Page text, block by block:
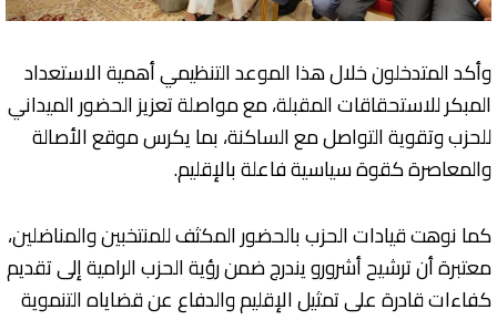
وأكد المتدخلون خلال هذا الموعد التنظيمي أهمية الاستعداد
المبكر للاستحقاقات المقبلة، مع مواصلة تعزيز الحضور الميداني
للحزب وتقوية التواصل مع الساكنة، بما يكرس موقع الأصالة
والمعاصرة كقوة سياسية فاعلة بالإقليم.
كما نوهت قيادات الحزب بالحضور المكثف للمنتخبين والمناضلين،
معتبرة أن ترشيح أشرورو يندرج ضمن رؤية الحزب الرامية إلى تقديم
كفاءات قادرة على تمثيل الإقليم والدفاع عن قضاياه التنموية